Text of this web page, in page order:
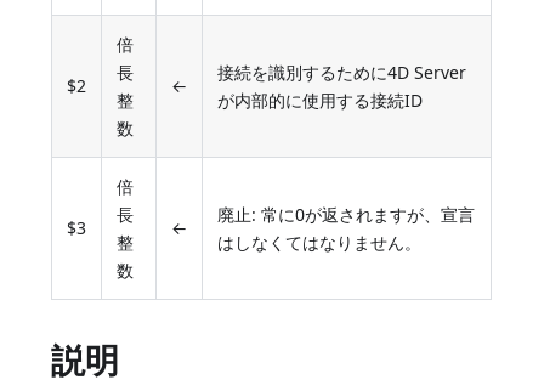
$2
倍
長
整
数
←
接続を識別するために4D Server
が内部的に使用する接続ID
$3
倍
長
整
数
←
廃止: 常に0が返されますが、宣言
はしなくてはなりません。
説明